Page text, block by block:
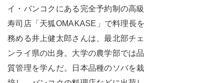
イ・バンコクにある完全予約制の高級
寿司店「天狐OMAKASE」で料理長を
務める井上健太郎さんは、最北部チェ
ンライ県の出身。大学の農学部では品
質管理を学んだ。日本品種のソバを栽